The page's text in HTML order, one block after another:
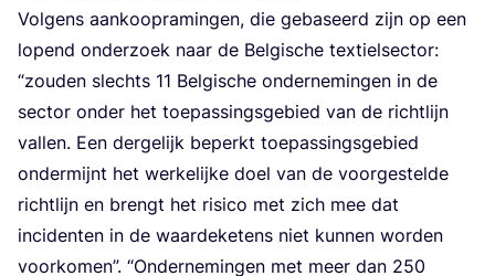
Vol­gens aan­koop­ra­min­gen, die geba­seerd zijn op een
lopend onder­zoek naar de Bel­gi­sche tex­tiel­sec­tor:
“zou­den slechts 11 Bel­gi­sche onder­ne­min­gen in de
sec­tor onder het toe­pas­sings­ge­bied van de richt­lijn
val­len. Een der­ge­lijk beperkt toe­pas­sings­ge­bied
onder­mijnt het wer­ke­lij­ke doel van de voor­ge­stel­de
richt­lijn en brengt het risi­co met zich mee dat
inci­den­ten in de waar­de­ke­tens niet kun­nen wor­den
voor­ko­men”. “Onder­ne­min­gen met meer dan 250